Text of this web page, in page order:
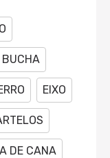
BUCHA
EIXO
DE CANA